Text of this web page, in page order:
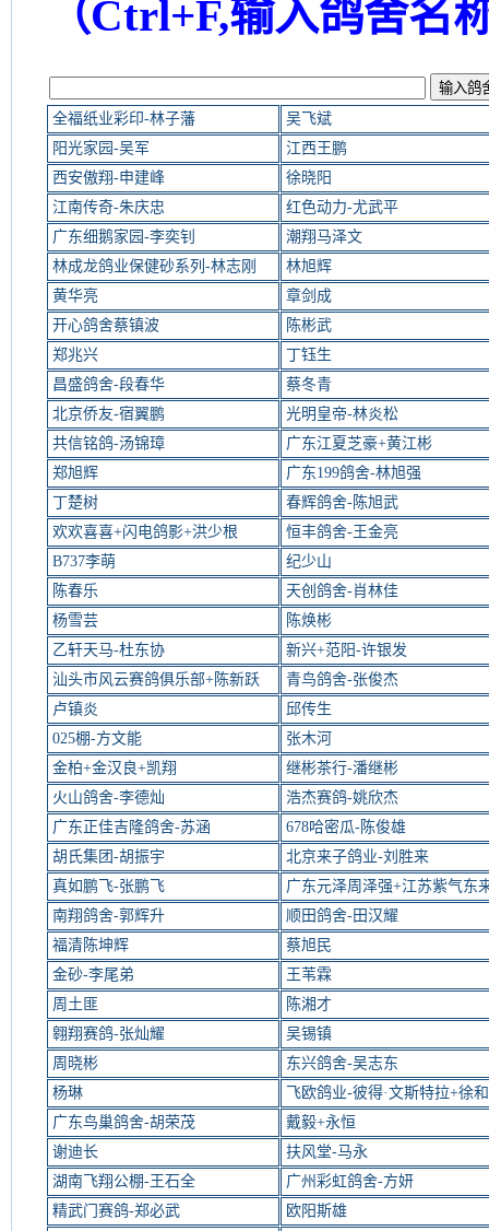
（Ctrl+F,输入鸽舍名
全福纸业彩印-林子藩
吴飞斌
阳光家园-吴军
江西王鹏
西安傲翔-申建峰
徐晓阳
江南传奇-朱庆忠
红色动力-尤武平
广东细鹅家园-李奕钊
潮翔马泽文
林成龙鸽业保健砂系列-林志刚
林旭辉
黄华亮
章剑成
开心鸽舍蔡镇波
陈彬武
郑兆兴
丁钰生
昌盛鸽舍-段春华
蔡冬青
北京侨友-宿翼鹏
光明皇帝-林炎松
共信铭鸽-汤锦璋
广东江夏芝豪+黄江彬
郑旭辉
广东199鸽舍-林旭强
丁楚树
春辉鸽舍-陈旭武
欢欢喜喜+闪电鸽影+洪少根
恒丰鸽舍-王金亮
B737李萌
纪少山
陈春乐
天创鸽舍-肖林佳
杨雪芸
陈焕彬
乙轩天马-杜东协
新兴+范阳-许银发
汕头市风云赛鸽俱乐部+陈新跃
青鸟鸽舍-张俊杰
卢镇炎
邱传生
025棚-方文能
张木河
金柏+金汉良+凯翔
继彬茶行-潘继彬
火山鸽舍-李德灿
浩杰赛鸽-姚欣杰
广东正佳吉隆鸽舍-苏涵
678哈密瓜-陈俊雄
胡氏集团-胡振宇
北京来子鸽业-刘胜来
真如鹏飞-张鹏飞
广东元泽周泽强+江苏紫气东
南翔鸽舍-郭辉升
顺田鸽舍-田汉耀
福清陈坤辉
蔡旭民
金砂-李尾弟
王苇霖
周土匪
陈湘才
翱翔赛鸽-张灿耀
吴锡镇
周晓彬
东兴鸽舍-吴志东
杨琳
飞欧鸽业-彼得·文斯特拉+徐
广东鸟巢鸽舍-胡荣茂
戴毅+永恒
谢迪长
扶风堂-马永
湖南飞翔公棚-王石全
广州彩虹鸽舍-方妍
精武门赛鸽-郑必武
欧阳斯雄